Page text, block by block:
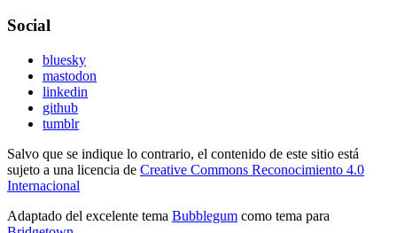
Social
bluesky
mastodon
linkedin
github
tumblr
Salvo que se indique lo contrario, el contenido de este sitio está
sujeto a una licencia de Creative Commons Reconocimiento 4.0
Internacional
Adaptado del excelente tema Bubblegum como tema para